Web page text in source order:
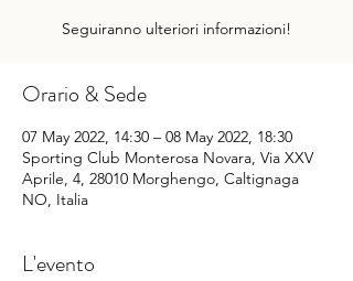
Seguiranno ulteriori informazioni!
Orario & Sede
07 May 2022, 14:30 – 08 May 2022, 18:30
Sporting Club Monterosa Novara, Via XXV
Aprile, 4, 28010 Morghengo, Caltignaga
NO, Italia
L'evento